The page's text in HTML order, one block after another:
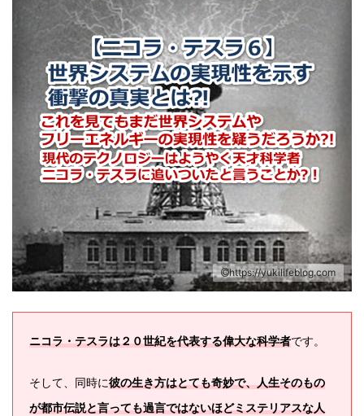
https://yukilifeblog.com
ニコラ・テスラは２０世紀を代表する偉大な科学者です。
そして、同時に彼の生き方はとても奇妙で、人生そのもの
が都市伝説と言っても過言ではないほどミステリアスな人